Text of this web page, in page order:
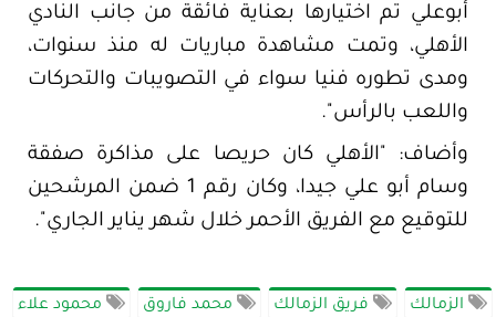
أبوعلي تم اختيارها بعناية فائقة من جانب النادي
الأهلي، وتمت مشاهدة مباريات له منذ سنوات،
ومدى تطوره فنيا سواء في التصويبات والتحركات
واللعب بالرأس".
وأضاف: "الأهلي كان حريصا على مذاكرة صفقة
وسام أبو علي جيدا، وكان رقم 1 ضمن المرشحين
للتوقيع مع الفريق الأحمر خلال شهر يناير الجاري".
الزمالك فريق الزمالك محمد فاروق محمود علاء